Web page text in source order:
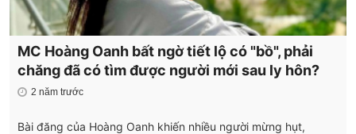
MC Hoàng Oanh bất ngờ tiết lộ có "bồ", phải
chăng đã có tìm được người mới sau ly hôn?
2 năm trước
Bài đăng của Hoàng Oanh khiến nhiều người mừng hụt,